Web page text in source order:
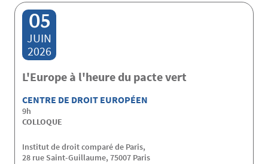
05
JUIN
2026
L'Europe à l'heure du pacte vert
CENTRE DE DROIT EUROPÉEN
9h
COLLOQUE
Institut de droit comparé de Paris,
28 rue Saint-Guillaume, 75007 Paris